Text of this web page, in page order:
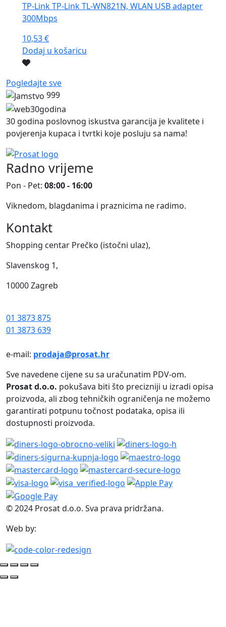
TP-Link TP-Link TL-WN821N, WLAN USB adapter
300Mbps
10,53€
Dodaj u košaricu
Pogledajte sve
999
30 godina poslovnog iskustva garancija je kvalitete i
povjerenja kupaca i tvrtki koje posluju sa nama!
Radno vrijeme
Pon - Pet: 08:00 - 16:00
Viknedom, blagdanima i praznicima ne radimo.
Kontakt
Shopping centar Prečko (istočni ulaz),
Slavenskog 1,
10000 Zagreb
01 3873 875
01 3873 639
e-mail: prodaja@prosat.hr
Sve navedene cijene su sa uračunatim PDV-om.
Prosat d.o.o. pokušava biti što precizniji u izradi opisa
proizvoda, ali zbog tehničkih ograničenja ne možemo
garantirati potpunu točnost podataka, opisa ili
dostupnosti proizvoda.
© 2024 Prosat d.o.o. Sva prava pridržana.
Web by: